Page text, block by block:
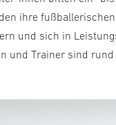
ihre
und sich in
und Trainer sind